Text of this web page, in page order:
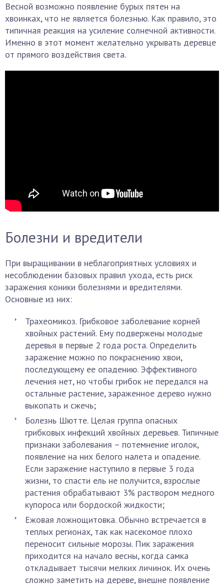
Весной возможно появление бурых пятен на
хвоинках, что не является болезнью. Как правило, это
типичная реакция на усиление солнечной активности.
Именно в этот момент желательно укрывать деревце
от прямого воздействия света.
Болезни и вредители
При выращивании в неблагоприятных условиях и
несоблюдении базовых правил ухода, есть риск
заражения коники болезнями и вредителями.
Основные из них:
Трахеомикоз. Грибковое заболевание корней
хвойных растений. Ему подвержены молодые
деревья в первые 2 года роста. Определить
заражение можно по покраснению хвои,
последующему ее опадению. Эффективного
лечения нет, но чтобы грибок не передался на
остальные растение, зараженное дерево нужно
выкопать и сжечь;
Болезнь Шютте. Целая группа опасных
грибковых инфекций хвойных деревьев. Типичные
признаки заболевания – потемнение иголок,
появление на них белого налета и опадение.
Если заражение наступило в первые 3 года
жизни, то спасти ель не получится, взрослые
растения обрабатывают 3% раствором медного
купороса или бордоской жидкости;
Ежовая ложнощитовка. Обычно встречается в
теплых регионах, так как насекомое плохо
переносит сильные морозы. Пик заражения
приходится на начало весны, когда самка
откладывает тысячи мелких личинок. Их очень
сложно заметить на дереве, внешне появление